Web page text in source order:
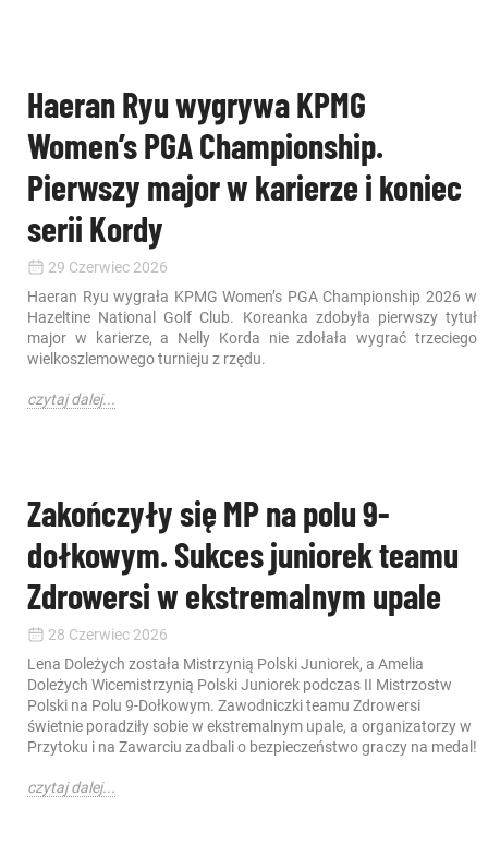
Haeran Ryu wygrywa KPMG
Women’s PGA Championship.
Pierwszy major w karierze i koniec
serii Kordy
29 Czerwiec 2026
Haeran Ryu wygrała KPMG Women’s PGA Championship 2026 w
Hazeltine National Golf Club. Koreanka zdobyła pierwszy tytuł
major w karierze, a Nelly Korda nie zdołała wygrać trzeciego
wielkoszlemowego turnieju z rzędu.
czytaj dalej...
Zakończyły się MP na polu 9-
dołkowym. Sukces juniorek teamu
Zdrowersi w ekstremalnym upale
28 Czerwiec 2026
Lena Doleżych została Mistrzynią Polski Juniorek, a Amelia
Doleżych Wicemistrzynią Polski Juniorek podczas II Mistrzostw
Polski na Polu 9-Dołkowym. Zawodniczki teamu Zdrowersi
świetnie poradziły sobie w ekstremalnym upale, a organizatorzy w
Przytoku i na Zawarciu zadbali o bezpieczeństwo graczy na medal!
czytaj dalej...